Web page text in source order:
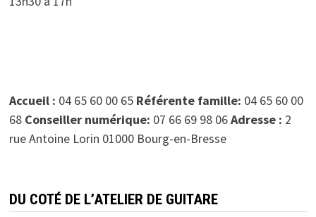
Accueil : 04 65 60 00 65 Référente famille: 04 65 60 00
68 Conseiller numérique: 07 66 69 98 06Adresse : 2
rue Antoine Lorin 01000 Bourg-en-Bresse
DU COTÉ DE L’ATELIER DE GUITARE